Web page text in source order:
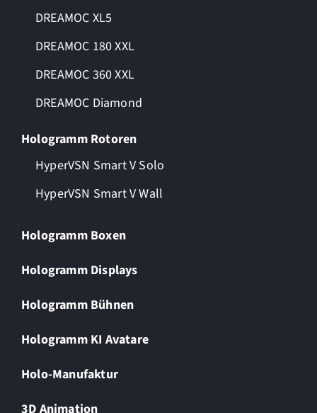
DREAMOC XL5
DREAMOC 180 XXL
DREAMOC 360 XXL
DREAMOC Diamond
Hologramm Rotoren
HyperVSN Smart V Solo
HyperVSN Smart V Wall
Hologramm Boxen
Hologramm Displays
Hologramm Bühnen
Hologramm KI Avatare
Holo-Manufaktur
3D Animation